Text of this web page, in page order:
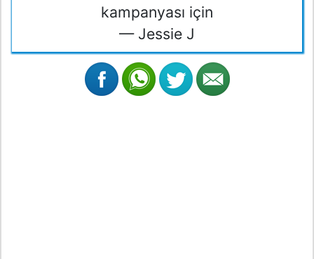
kampanyası için
— Jessie J